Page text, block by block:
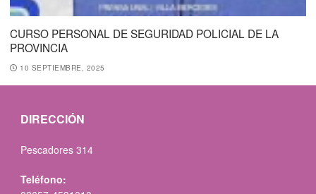
CURSO PERSONAL DE SEGURIDAD POLICIAL DE LA
PROVINCIA
10 SEPTIEMBRE, 2025
DIRECCIÓN
Pescadores 314
Teléfono: